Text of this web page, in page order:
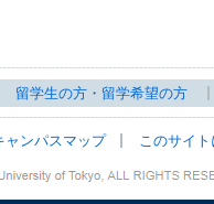
留学生の方・留学希望の方
ャンパスマップ このサイ